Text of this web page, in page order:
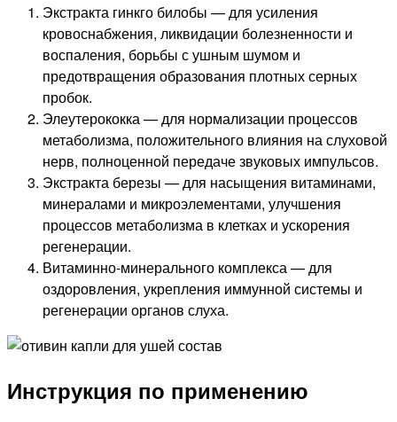
Экстракта гинкго билобы — для усиления
кровоснабжения, ликвидации болезненности и
воспаления, борьбы с ушным шумом и
предотвращения образования плотных серных
пробок.
Элеутерококка — для нормализации процессов
метаболизма, положительного влияния на слуховой
нерв, полноценной передаче звуковых импульсов.
Экстракта березы — для насыщения витаминами,
минералами и микроэлементами, улучшения
процессов метаболизма в клетках и ускорения
регенерации.
Витаминно-минерального комплекса — для
оздоровления, укрепления иммунной системы и
регенерации органов слуха.
Инструкция по применению